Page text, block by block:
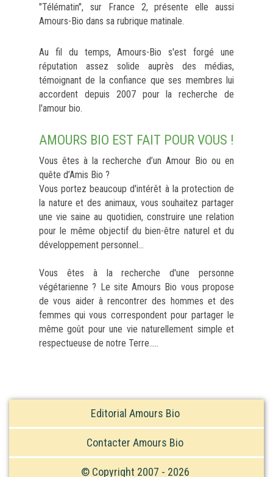
"Télématin", sur France 2, présente elle aussi
Amours-Bio dans sa rubrique matinale.
Au fil du temps, Amours-Bio s'est forgé une
réputation assez solide auprès des médias,
témoignant de la confiance que ses membres lui
accordent depuis 2007 pour la recherche de
l'amour bio.
AMOURS BIO EST FAIT POUR VOUS !
Vous êtes à la recherche d’un Amour Bio ou en
quête d’Amis Bio ?
Vous portez beaucoup d'intérêt à la protection de
la nature et des animaux, vous souhaitez partager
une vie saine au quotidien, construire une relation
pour le même objectif du bien-être naturel et du
développement personnel...
Vous êtes à la recherche d'une personne
végétarienne ? Le site Amours Bio vous propose
de vous aider à rencontrer des hommes et des
femmes qui vous correspondent pour partager le
même goût pour une vie naturellement simple et
respectueuse de notre Terre.....
Editorial Amours Bio
Contacter Amours Bio
© Copyright 2007 - 2026